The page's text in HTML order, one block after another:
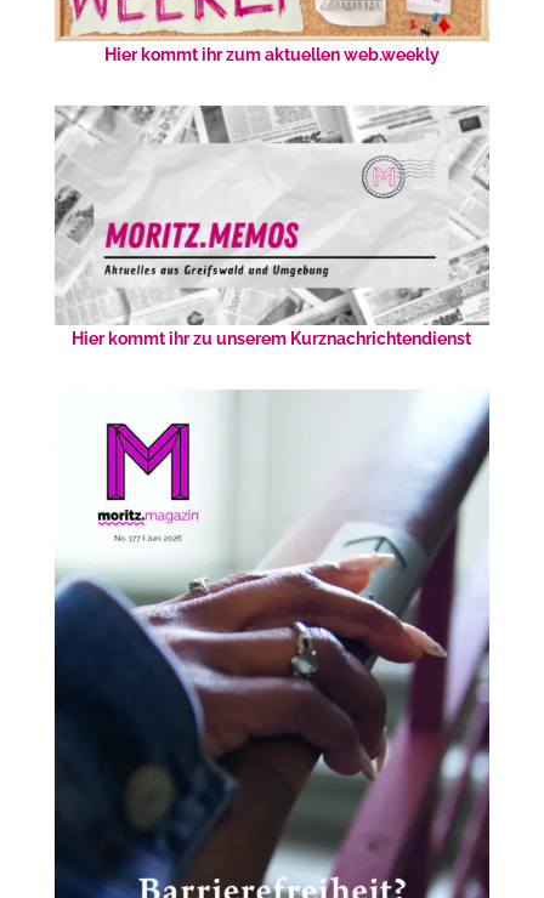
Hier kommt ihr zum aktuellen web.weekly
Hier kommt ihr zu unserem Kurznachrichtendienst